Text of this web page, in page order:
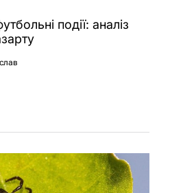
події: аналіз